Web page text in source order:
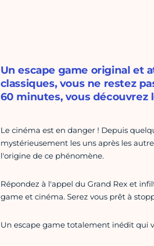
Un escape game original et
classiques, vous ne restez
60 minutes, vous découvrez
Le cinéma est en danger ! Depuis
mystérieusement les uns après les
l'origine de ce phénomène.
Répondez à l'appel du Grand Rex et
game et cinéma. Serez vous prêt à
Un escape game totalement inédit qui